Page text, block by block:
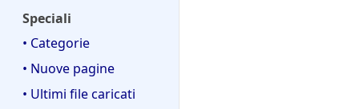
Speciali
• Categorie
• Nuove pagine
• Ultimi file caricati